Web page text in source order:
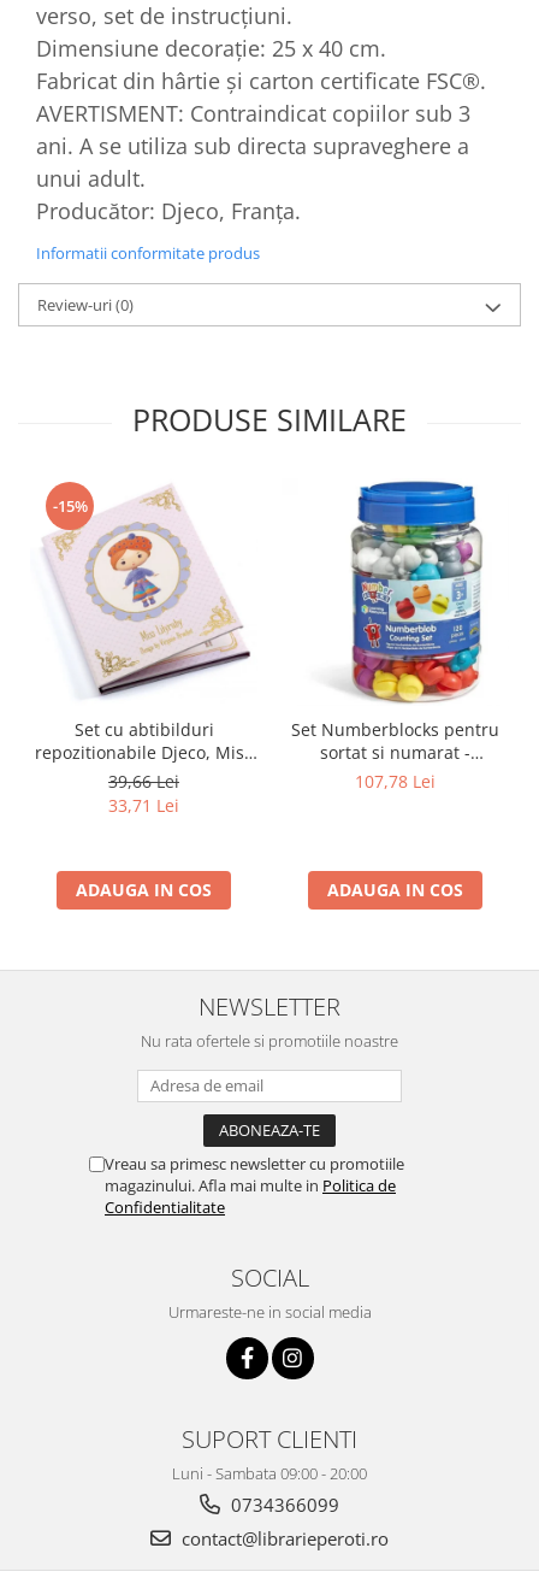
verso, set de instrucțiuni.
Dimensiune decorație: 25 x 40 cm.
Fabricat din hârtie și carton certificate FSC®.
AVERTISMENT: Contraindicat copiilor sub 3
ani. A se utiliza sub directa supraveghere a
unui adult.
Producător: Djeco, Franța.
Informatii conformitate produs
Review-uri(0)
PRODUSE SIMILARE
-15%
Set cu abtibilduri
repozitionabile Djeco, Miss
Lilyruby
39,66 Lei
33,71 Lei
ADAUGA IN COS
Set Numberblocks pentru
sortat si numarat -
Numberblob
107,78 Lei
ADAUGA IN COS
NEWSLETTER
Nu rata ofertele si promotiile noastre
Vreau sa primesc newsletter cu promotiile
magazinului. Afla mai multe in Politica de
Confidentialitate
SOCIAL
Urmareste-ne in social media
SUPORT CLIENTI
Luni - Sambata 09:00 - 20:00
0734366099
contact@librarieperoti.ro